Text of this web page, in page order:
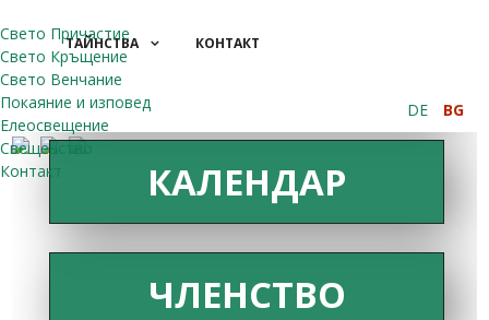
Свето Причастие
Свето Кръщение
Свето Венчание
Покаяние и изповед
Елеосвещение
Свещенство
Контакт
ТАЙНСТВА КОНТАКТ
DE BG
КАЛЕНДАР
ЧЛЕНСТВО